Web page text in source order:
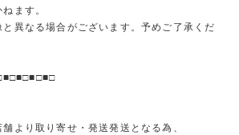
ます。
と異なる場合がございます。予めご了承くだ
より取り寄せ・発送発送となる為、